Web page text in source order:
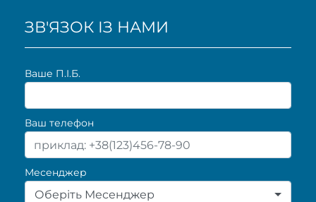
ЗВ'ЯЗОК ІЗ НАМИ
Ваше П.I.Б.
Ваш телефон
Месенджер
Оберіть Месенджер